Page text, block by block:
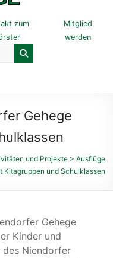
zum
Mitglied
werden
Gehege
und Projekte> Ausflüge
Kitagruppen und Schulklassen
Gehege
Kinder und
Niendorfer